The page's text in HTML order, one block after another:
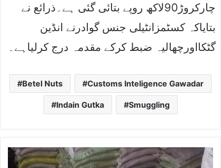
چارکروڑ90لاکھ روپے بتائی گئی ہے۔ذرائع نے
بتایاکہ کسٹمزانٹیلی جنس گوادرنے انڈین
گٹکااورچھالیہ ضبط کرکے مقدمہ درج کرلیاہے۔
Betel Nuts Customs Inteligence Gawadar
Indain Gutka Smuggling